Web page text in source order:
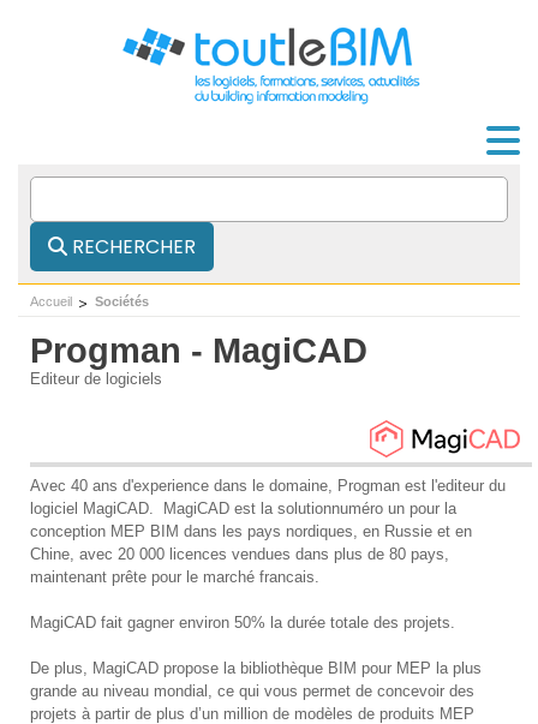
RECHERCHER
Accueil Sociétés
Progman - MagiCAD
Editeur de logiciels
Avec 40 ans d'experience dans le domaine, Progman est l'editeur du
logiciel MagiCAD. MagiCAD est la solutionnuméro un pour la
conception MEP BIM dans les pays nordiques, en Russie et en
Chine, avec 20 000 licences vendues dans plus de 80 pays,
maintenant prête pour le marché francais.
MagiCAD fait gagner environ 50% la durée totale des projets.
De plus, MagiCAD propose la bibliothèque BIM pour MEP la plus
grande au niveau mondial, ce qui vous permet de concevoir des
projets à partir de plus d’un million de modèles de produits MEP